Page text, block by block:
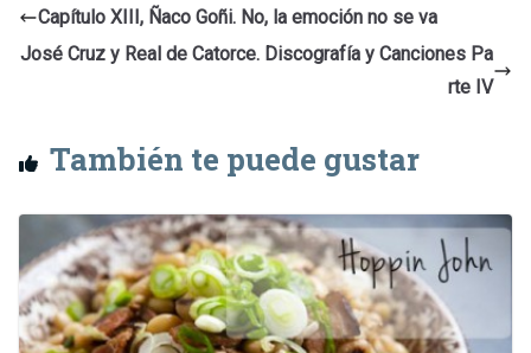
Capítulo XIII, Ñaco Goñi. No, la emoción no se va
José Cruz y Real de Catorce. Discografía y Canciones Pa
rte IV
También te puede gustar